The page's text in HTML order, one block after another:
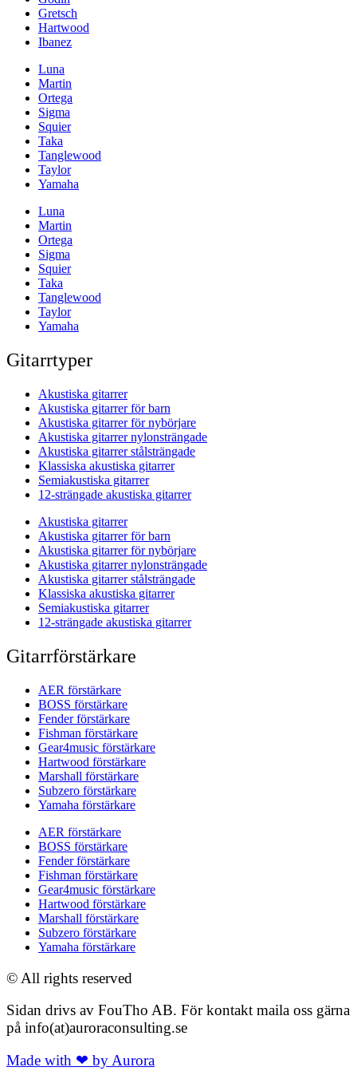
Gretsch
Hartwood
Ibanez
Luna
Martin
Ortega
Sigma
Squier
Taka
Tanglewood
Taylor
Yamaha
Luna
Martin
Ortega
Sigma
Squier
Taka
Tanglewood
Taylor
Yamaha
Gitarrtyper
Akustiska gitarrer
Akustiska gitarrer för barn
Akustiska gitarrer för nybörjare
Akustiska gitarrer nylonsträngade
Akustiska gitarrer stålsträngade
Klassiska akustiska gitarrer
Semiakustiska gitarrer
12-strängade akustiska gitarrer
Akustiska gitarrer
Akustiska gitarrer för barn
Akustiska gitarrer för nybörjare
Akustiska gitarrer nylonsträngade
Akustiska gitarrer stålsträngade
Klassiska akustiska gitarrer
Semiakustiska gitarrer
12-strängade akustiska gitarrer
Gitarrförstärkare
AER förstärkare
BOSS förstärkare
Fender förstärkare
Fishman förstärkare
Gear4music förstärkare
Hartwood förstärkare
Marshall förstärkare
Subzero förstärkare
Yamaha förstärkare
AER förstärkare
BOSS förstärkare
Fender förstärkare
Fishman förstärkare
Gear4music förstärkare
Hartwood förstärkare
Marshall förstärkare
Subzero förstärkare
Yamaha förstärkare
© All rights reserved
Sidan drivs av FouTho AB. För kontakt maila oss gärna
på info(at)auroraconsulting.se
Made with ❤ by Aurora